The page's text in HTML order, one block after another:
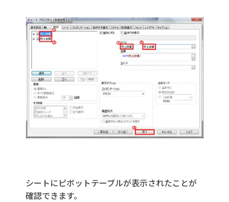
シートにピボットテーブルが表示されたことが
確認できます。